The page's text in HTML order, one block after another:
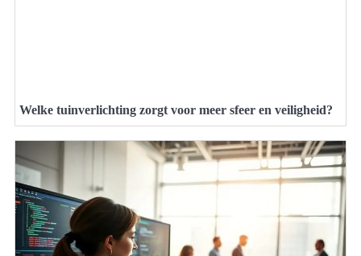
Welke tuinverlichting zorgt voor meer sfeer en veiligheid?